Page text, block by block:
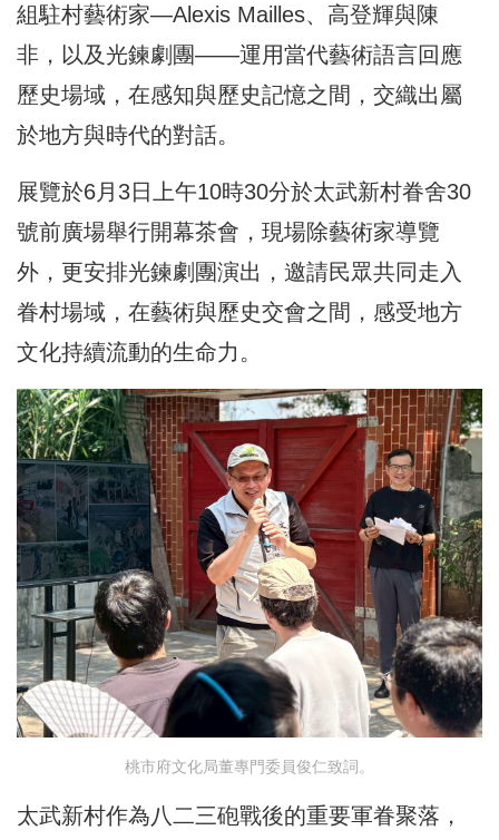
組駐村藝術家—Alexis Mailles、高登輝與陳
非，以及光鍊劇團——運用當代藝術語言回應
歷史場域，在感知與歷史記憶之間，交織出屬
於地方與時代的對話。
展覽於6月3日上午10時30分於太武新村眷舍30
號前廣場舉行開幕茶會，現場除藝術家導覽
外，更安排光鍊劇團演出，邀請民眾共同走入
眷村場域，在藝術與歷史交會之間，感受地方
文化持續流動的生命力。
桃市府文化局董專門委員俊仁致詞。
太武新村作為八二三砲戰後的重要軍眷聚落，